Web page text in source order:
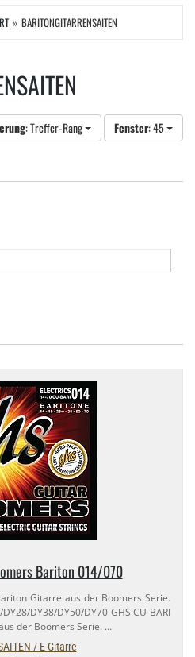
BARITONGITARRENSAITEN
: Treffer-Rang Fenster: 45
Bariton 014/​070
Gitarre aus der Boomers Serie.
​DY38/​DY50/​DY70 GHS CU-​BARI
der Boomers Serie. …
/ E-Gitarre